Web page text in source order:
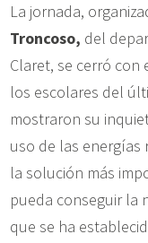
La jornada,
Troncoso, del
Claret, se cerró
los escolares del
mostraron su
uso de las energías
la solución más
pueda conseguir la
que se ha